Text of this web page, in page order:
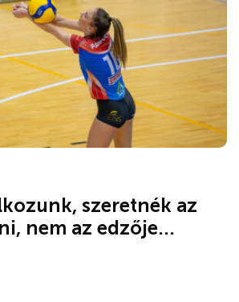
szeretnék az
nem az edzője...